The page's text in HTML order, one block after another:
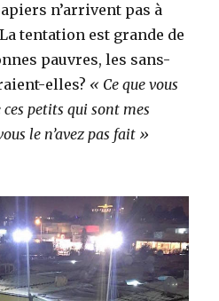
n’arrivent pas à
tentation est grande de
pauvres, les sans-
elles? « Ce que vous
ces petits qui sont mes
le n’avez pas fait »